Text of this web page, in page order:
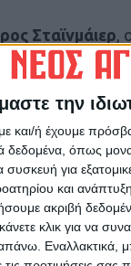
την
και/ή έχουμε
όπως
για
και
ακριβή
κλικ για να
Εναλλακτικά,
Σταϊνμάιερ,
και τις
και
Άρμιν
βοήθεια στα